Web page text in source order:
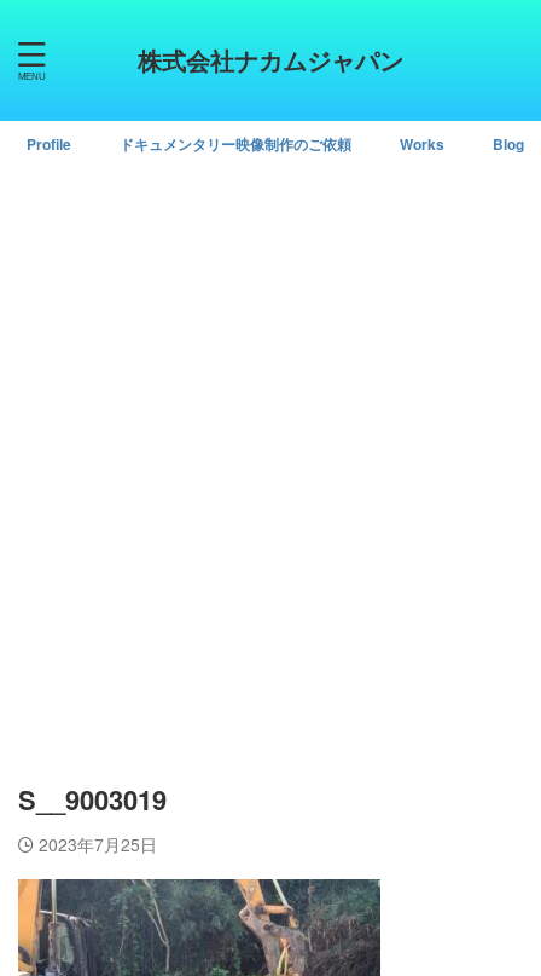
株式会社ナカムジャパン
Profile ドキュメンタリー映像制作のご依頼 Works Blog
S__9003019
2023年7月25日